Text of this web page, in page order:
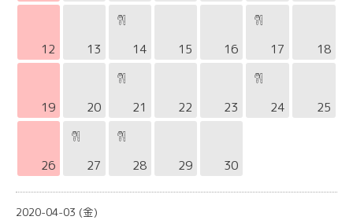
12 13 14 15 16 17 18
19 20 21 22 23 24 25
26 27 28 29 30
2020-04-03 (金)